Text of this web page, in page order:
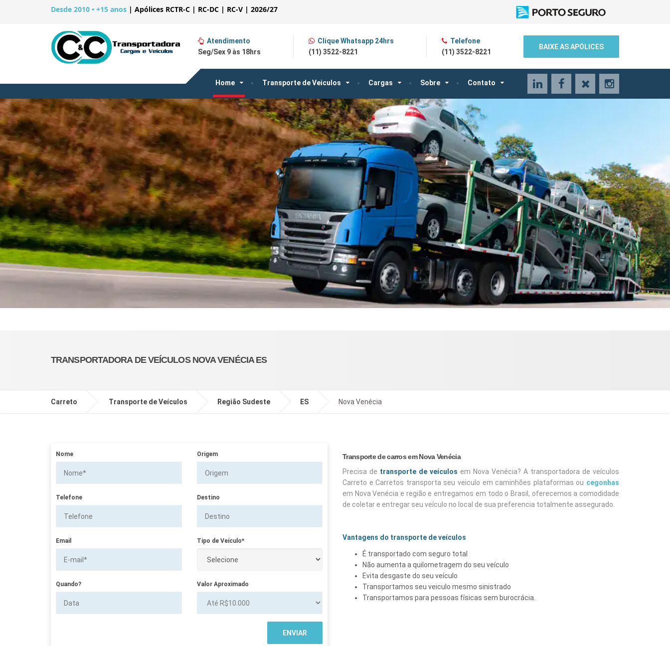
Desde 2010 • +15 anos | Apólices RCTR-C | RC-DC | RC-V | 2026/27
Home Transporte de Veiculos Cargas Sobre Contato
Atendimento
Seg/Sex 9 às 18hrs
Clique Whatsapp 24hrs
(11) 3522-8221
Telefone
(11) 3522-8221
BAIXE AS APÓLICES
LinkedInFacebook
X Instagram
TRANSPORTADORA DE VEÍCULOS NOVA VENÉCIA ES
Carreto Transporte de Veículos Região Sudeste ES Nova Venécia
Nome
Telefone
Origem
Destino
Email
Quando?
Tipo de Veículo*
Valor Aproximado
Transporte de carros em Nova Venécia
Precisa de transporte de veículos em Nova Venécia? A transportadora de veículos
Carreto e Carretos transporta seu veiculo em caminhões plataformas ou cegonhas
em Nova Venécia e região e entregamos em todo o Brasil, oferecemos a comodidade
de coletar e entregar seu veículo no local de sua preferencia totalmente assegurado.
Vantagens do transporte de veículos
É transportado com seguro total
Não aumenta a quilometragem do seu veículo
Evita desgaste do seu veículo
Transportamos seu veiculo mesmo sinistrado
Transportamos para pessoas físicas sem burocrácia.